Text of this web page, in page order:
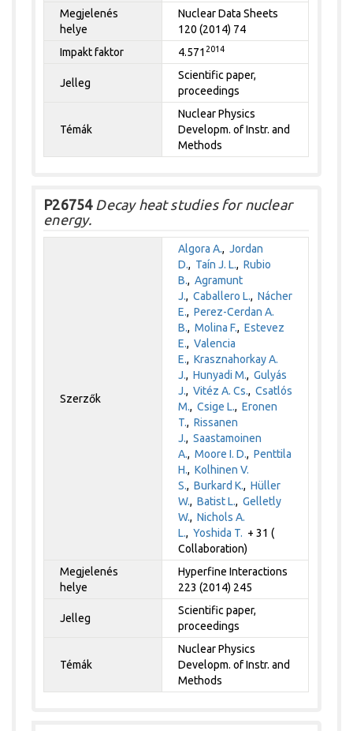
Megjelenés
helye
Nuclear Data Sheets
120 (2014) 74
Impakt faktor
4.571 2014
Jelleg
Scientific paper,
proceedings
Témák
Nuclear Physics
Developm. of Instr. and
Methods
P26754Decay heat studies for nuclear
energy.
Szerzők
Algora A.,Jordan
D., Taín J. L.,Rubio
B.,Agramunt
J.,Caballero L.,Nácher
E.,Perez-Cerdan A.
B.,Molina F.,Estevez
E.,Valencia
E.,Krasznahorkay A.
J.,Hunyadi M.,Gulyás
J.,Vitéz A. Cs.,Csatlós
M.,Csige L.,Eronen
T.,Rissanen
J.,Saastamoinen
A.,Moore I. D.,Penttila
H.,Kolhinen V.
S.,Burkard K.,Hüller
W.,Batist L.,Gelletly
W.,Nichols A.
L.,Yoshida T. + 31 (
Collaboration)
Megjelenés
helye
Hyperfine Interactions
223 (2014) 245
Jelleg
Scientific paper,
proceedings
Témák
Nuclear Physics
Developm. of Instr. and
Methods